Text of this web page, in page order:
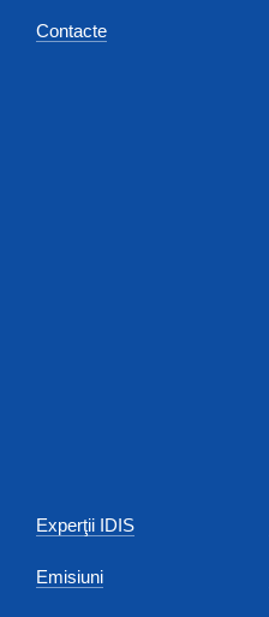
Contacte
Experţii IDIS
Emisiuni